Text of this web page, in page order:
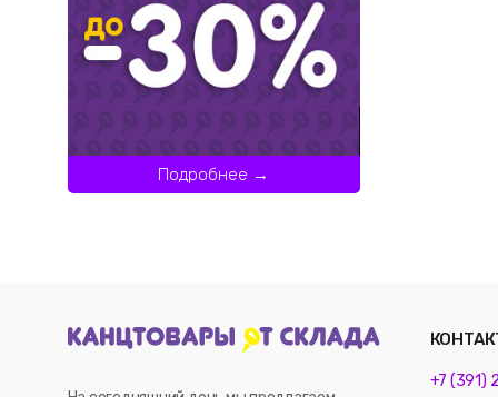
Подробнее →
+7 (391)